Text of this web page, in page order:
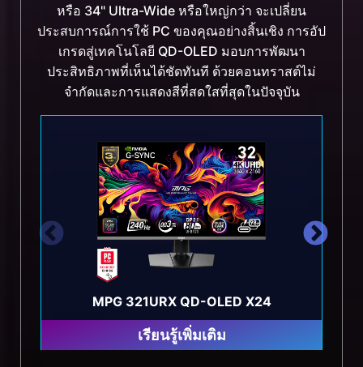
หรือ 34" Ultra-Wide หรือใหญ่กว่า จะเปลี่ยน
ประสบการณ์การใช้ PC ของคุณอย่างสิ้นเชิง การอัป
เกรดสู่เทคโนโลยี QD-OLED มอบการพัฒนา
ประสิทธิภาพที่เห็นได้ชัดทันที ด้วยคอนทราสต์ไม่
จำกัดและการแสดงสีที่สดใสที่สุดในปัจจุบัน
MPG 321URX QD-OLED X24
เรียนรู้เพิ่มเติม